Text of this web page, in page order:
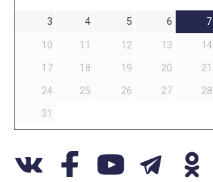
3
4 5 6 7
10
11 12 13 14
17
18 19 20 21
24
25 26 27 28
31